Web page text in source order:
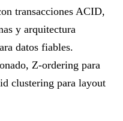
transacciones ACID,
y arquitectura
datos fiables.
Z-ordering para
clustering para layout